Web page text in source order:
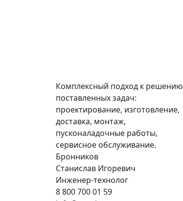
Комплексный подход к решению
поставленных задач:
проектирование, изготовление,
доставка, монтаж,
пусконаладочные работы,
сервисное обслуживание.
Бронников
Станислав Игоревич
Инженер-технолог
8 800 700 01 59